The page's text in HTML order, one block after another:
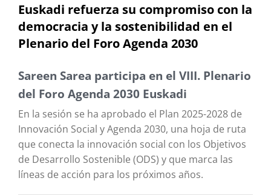
Euskadi refuerza su compromiso con la
democracia y la sostenibilidad en el
Plenario del Foro Agenda 2030
Sareen Sarea participa en el VIII. Plenario
del Foro Agenda 2030 Euskadi
En la sesión se ha aprobado el Plan 2025-2028 de
Innovación Social y Agenda 2030, una hoja de ruta
que conecta la innovación social con los Objetivos
de Desarrollo Sostenible (ODS) y que marca las
líneas de acción para los próximos años.